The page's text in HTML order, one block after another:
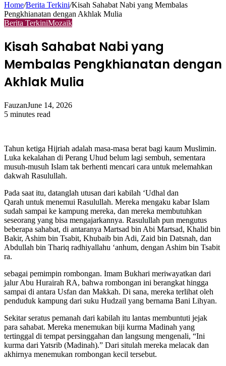
Home/Berita Terkini/Kisah Sahabat Nabi yang Membalas
Pengkhianatan dengan Akhlak Mulia
Berita TerkiniMozaik
Kisah Sahabat Nabi yang
Membalas Pengkhianatan dengan
Akhlak Mulia
FauzanJune 14, 2026
5 minutes read
Tahun ketiga Hijriah adalah masa-masa berat bagi kaum Muslimin.
Luka kekalahan di Perang Uhud belum lagi sembuh, sementara
musuh-musuh Islam tak berhenti mencari cara untuk melemahkan
dakwah Rasulullah.
Pada saat itu, datanglah utusan dari kabilah ‘Udhal dan
Qarah untuk menemui Rasulullah. Mereka mengaku kabar Islam
sudah sampai ke kampung mereka, dan mereka membutuhkan
seseorang yang bisa mengajarkannya. Rasulullah pun mengutus
beberapa sahabat, di antaranya Martsad bin Abi Martsad, Khalid bin
Bakir, Ashim bin Tsabit, Khubaib bin Adi, Zaid bin Datsnah, dan
Abdullah bin Thariq radhiyallahu ‘anhum, dengan Ashim bin Tsabit
ra.
sebagai pemimpin rombongan. Imam Bukhari meriwayatkan dari
jalur Abu Hurairah RA, bahwa rombongan ini berangkat hingga
sampai di antara Usfan dan Makkah. Di sana, mereka terlihat oleh
penduduk kampung dari suku Hudzail yang bernama Bani Lihyan.
Sekitar seratus pemanah dari kabilah itu lantas membuntuti jejak
para sahabat. Mereka menemukan biji kurma Madinah yang
tertinggal di tempat persinggahan dan langsung mengenali, “Ini
kurma dari Yatsrib (Madinah).” Dari situlah mereka melacak dan
akhirnya menemukan rombongan kecil tersebut.